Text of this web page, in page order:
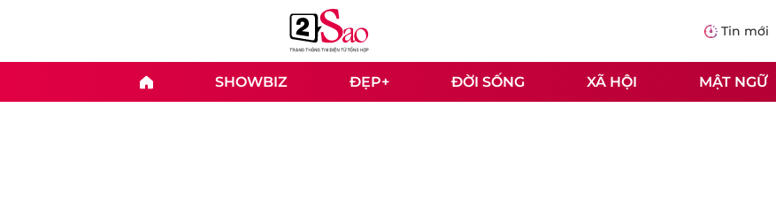
Tin mới
SHOWBIZ ĐẸP+ ĐỜI SỐNG XÃ HỘI MẬT NGỮ